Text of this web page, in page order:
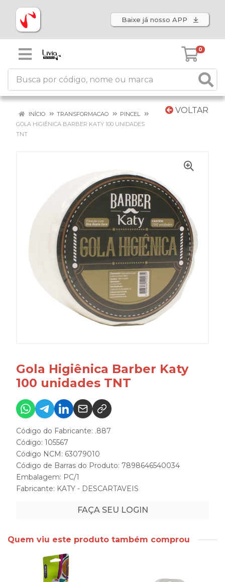
Baixe já nosso APP
0
VOLTAR
INÍCIO TRANSFORMACAO
PINCEL
GOLA HIGIÊNICA BARBER KATY 100 UNIDADES
TNT
Gola Higiênica Barber Katy
100 unidades TNT
Código do Fabricante: .887
Código: 105567
Código NCM: 63079010
Código de Barras do Produto: 7898646540034
Embalagem: PC/1
Fabricante: KATY - DESCARTAVEIS
FAÇA SEU LOGIN
Quem viu este produto também comprou